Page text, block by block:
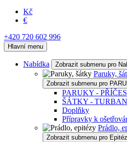
Kč
€
+420 720 602 996
Hlavní menu
Nabídka Zobrazit submenu pro
Paruky,
Zobrazit submenu pro
PARUKY -
ŠÁTKY -
Doplňky
Přípravky k
Prádlo,
Zobrazit submenu pro